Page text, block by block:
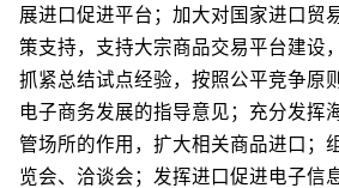
展进口促进平台；加大对国家进口贸
策支持，支持大宗商品交易平台建设
抓紧总结试点经验，按照公平竞争原
电子商务发展的指导意见；充分发挥
管场所的作用，扩大相关商品进口；
览会、洽谈会；发挥进口促进电子信